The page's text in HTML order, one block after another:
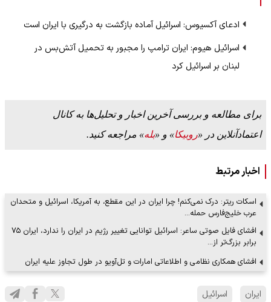
ادعای آکسیوس: اسرائیل آماده بازگشت به درگیری با ایران است
اسرائیل هیوم: ایران ترامپ را مجبور به تحمیل آتش‌بس در
لبنان بر اسرائیل کرد
برای مطالعه و بررسی آخرین اخبار و تحلیل‌ها به کانال
اعتمادآنلاین در «روبیکا» و «بله» مراجعه کنید.
اخبار مرتبط
اسکات ریتر: درک نمی‌کنم! چرا ایران در این مقطع، به آمریکا، اسرائیل و متحدان
عرب خلیج‌فارس حمله…
افشای فایل صوتی ساعر: اسرائیل توانایی تغییر رژیم در ایران را ندارد، ایران ۷۵
برابر بزرگ‌تر از…
افشای همکاری نظامی و اطلاعاتی امارات و تل‌آویو در طول تجاوز علیه ایران
ایران اسرائیل